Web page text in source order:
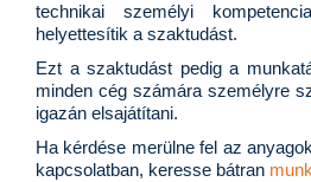
technikai személyi
helyettesítik a szaktudást.
Ezt a szaktudást pedig a
minden cég számára személyre
igazán elsajátítani.
Ha kérdése merülne fel az
kapcsolatban, keresse bátran